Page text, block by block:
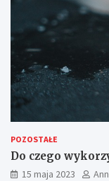
POZOSTAŁE
Do czego
15 maja 2023